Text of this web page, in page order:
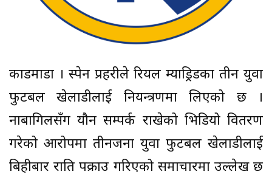
काडमाडौँ । स्पेन प्रहरीले रियल म्याड्रिडका तीन युवा
फुटबल खेलाडीलाई नियन्त्रणमा लिएको छ ।
नाबागिलसँग यौन सम्पर्क राखेको भिडियो वितरण
गरेको आरोपमा तीनजना युवा फुटबल खेलाडीलाई
बिहीबार राति पक्राउ गरिएको समाचारमा उल्लेख छ